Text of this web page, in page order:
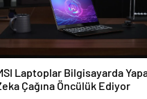
Laptoplar Bilgisayarda
Çağına Öncülük Ediyor